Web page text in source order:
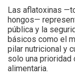
Las aflatoxinas
hongos—
pública y la
básicos como el
pilar nutricional y
solo una prioridad
alimentaria.